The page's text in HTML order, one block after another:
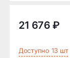
21 676 ₽
Доступно 13 шт